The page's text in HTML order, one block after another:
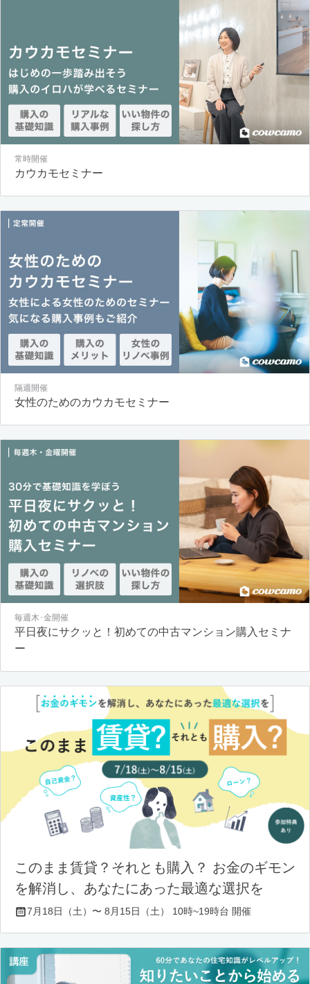
常時開催
カウカモセミナー
隔週開催
女性のためのカウカモセミナー
毎週木･金開催
平日夜にサクッと！初めての中古マンション購入セミナ
ー
このまま賃貸？それとも購入？ お金のギモン
を解消し、あなたにあった最適な選択を
7月18日（土）〜 8月15日（土） 10時~19時台 開催